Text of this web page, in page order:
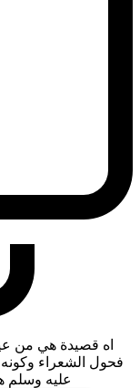
اه قصيدة هي من
فحول الشعراء
عليه وسلم